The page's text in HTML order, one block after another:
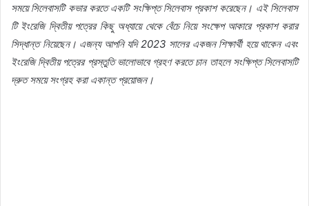
সময়ে সিলেবাসটি কভার করতে একটি সংক্ষিপ্ত সিলেবাস প্রকাশ করেছেন। এই সিলেবাস
টি ইংরেজি দ্বিতীয় পত্রের কিছু অধ্যায়ে থেকে বেঁচে নিয়ে সংক্ষেপ আকারে প্রকাশ করার
সিদ্ধান্ত নিয়েছেন। এজন্য আপনি যদি 2023 সালের একজন শিক্ষার্থী হয়ে থাকেন এবং
ইংরেজি দ্বিতীয় পত্রের প্রস্তুতি ভালোভাবে গ্রহণ করতে চান তাহলে সংক্ষিপ্ত সিলেবাসটি
দ্রুত সময়ে সংগ্রহ করা একান্ত প্রয়োজন।